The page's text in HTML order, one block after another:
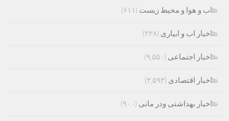
اب و هوا و محیط زیست (۶۱۱)
اخبار اب و ابیاری (۲۳۸)
اخبار اجتماعی (۹,۵۵۰)
اخبار اقتصادی (۳,۵۹۳)
اخبار بهداشتی ودر مانی (۹۰۰)